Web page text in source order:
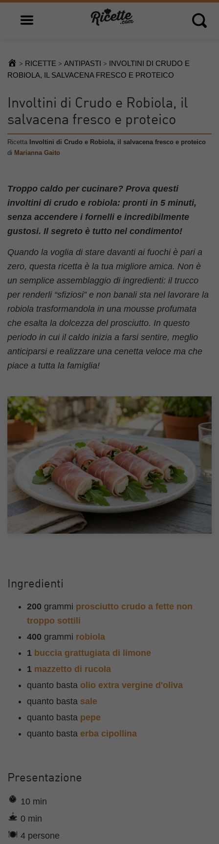
Open main menu Open
> RICETTE > ANTIPASTI >
INVOLTINI DI CRUDO E
ROBIOLA, IL SALVACENA FRESCO E PROTEICO
Involtini di Crudo e Robiola, il
salvacena fresco e proteico
Ricetta Involtini di Crudo e Robiola, il salvacena fresco e proteico
di Marianna Gaito
Troppo caldo per cucinare? Prova questi
involtini di crudo e robiola: pronti in 5 minuti,
senza accendere i fornelli e incredibilmente
gustosi. Il segreto è tutto nel condimento!
Quando la voglia di stare davanti ai fuochi è pari a
zero, questa ricetta è la tua migliore amica. Non è
un semplice assemblaggio di ingredienti: il trucco
per renderli “sfiziosi” e non banali sta nel lavorare la
robiola trasformandola in una mousse profumata
che esalta la dolcezza del prosciutto. In questo
periodo in cui il caldo inizia a farsi sentire, meglio
anticiparsi e realizzare una cenetta veloce ma che
piace a tutta la famiglia!
Ingredienti
200 grammi prosciutto crudo a fette non
troppo sottili
400 grammi robiola
1 buccia grattugiata di limone
1 mazzetto di rucola
quanto basta olio extra vergine d'oliva
quanto basta sale
quanto basta pepe
quanto basta erba cipollina
Presentazione
10 min
0 min
4 persone